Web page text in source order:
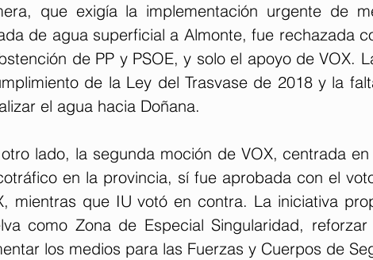
que exigía la implementación urgente de
de agua superficial a Almonte, fue rechazada
de PP y PSOE, y solo el apoyo de VOX.
de la Ley del Trasvase de 2018 y la
el agua hacia Doñana.
lado, la segunda moción de VOX, centrada
en la provincia, sí fue aprobada con el
mientras que IU votó en contra. La iniciativa
como Zona de Especial Singularidad,
los medios para las Fuerzas y Cuerpos de